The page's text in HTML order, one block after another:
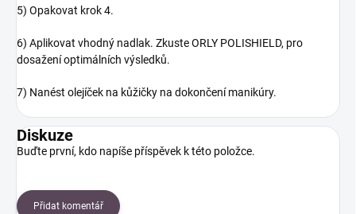
5) Opakovat krok 4.
6) Aplikovat vhodný nadlak. Zkuste ORLY POLISHIELD, pro
dosažení optimálních výsledků.
7) Nanést olejíček na kůžičky na dokončení manikúry.
Diskuze
Buďte první, kdo napíše příspěvek k této položce.
Přidat komentář